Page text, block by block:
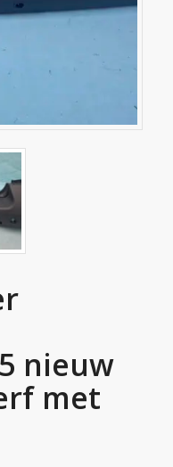
nieuw
met